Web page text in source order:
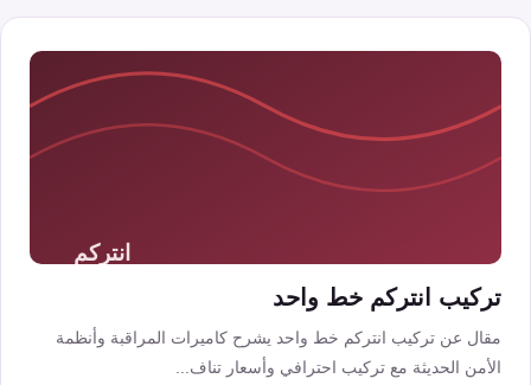
تركيب انتركم خط واحد
مقال عن تركيب انتركم خط واحد يشرح كاميرات المراقبة وأنظمة
الأمن الحديثة مع تركيب احترافي وأسعار تناف...